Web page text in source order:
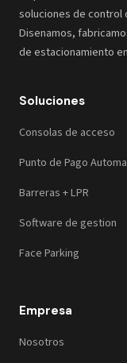
soluciones de control
Disenamos,
de estacionamiento
Soluciones
Consolas de acceso
Punto de Pago
Barreras + LPR
Software de gestion
Face Parking
Empresa
Nosotros